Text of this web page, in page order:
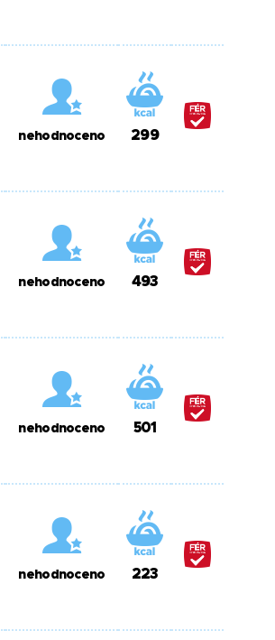
nehodnoceno 299
nehodnoceno 493
nehodnoceno 501
nehodnoceno 223